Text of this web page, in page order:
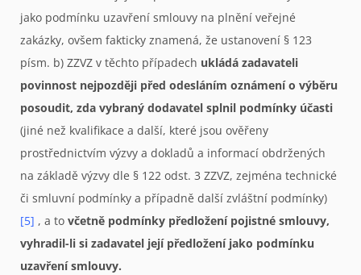
jako podmínku uzavření smlouvy na plnění veřejné
zakázky, ovšem fakticky znamená, že ustanovení § 123
písm. b) ZZVZ v těchto případech ukládá zadavateli
povinnost nejpozději před odesláním oznámení o výběru
posoudit, zda vybraný dodavatel splnil podmínky účasti
(jiné než kvalifikace a další, které jsou ověřeny
prostřednictvím výzvy a dokladů a informací obdržených
na základě výzvy dle § 122 odst. 3 ZZVZ, zejména technické
či smluvní podmínky a případně další zvláštní podmínky)
[5] , a to včetně podmínky předložení pojistné smlouvy,
vyhradil-li si zadavatel její předložení jako podmínku
uzavření smlouvy.